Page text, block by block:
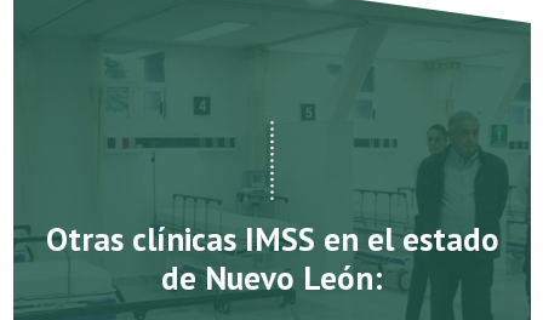
Otras clínicas IMSS en el estado
de Nuevo León: